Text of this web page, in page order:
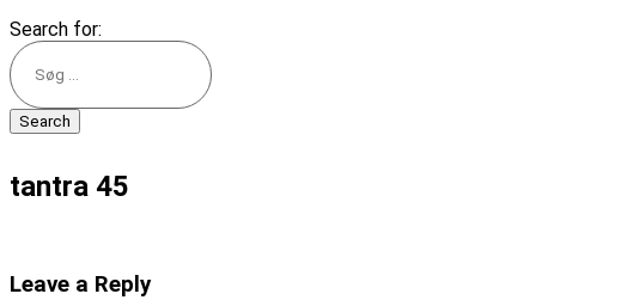
Search for:
tantra 45
Leave a Reply